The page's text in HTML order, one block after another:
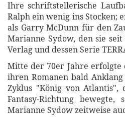
Ihre schriftstellerische
Ralph ein wenig ins Stocken;
als Garry McDunn für den
Marianne Sydow, den sie
Verlag und dessen Serie
Mitte der 70er Jahre erfolgte
ihren Romanen bald
Zyklus "König von
Fantasy-Richtung
Marianne Sydow zeitweise